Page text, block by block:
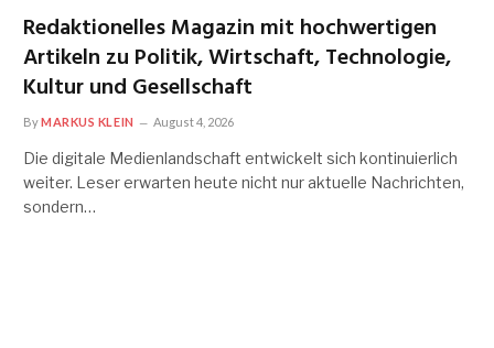
Redaktionelles Magazin mit hochwertigen
Artikeln zu Politik, Wirtschaft, Technologie,
Kultur und Gesellschaft
ByMARKUS KLEIN August 4, 2026
Die digitale Medienlandschaft entwickelt sich kontinuierlich
weiter. Leser erwarten heute nicht nur aktuelle Nachrichten,
sondern…